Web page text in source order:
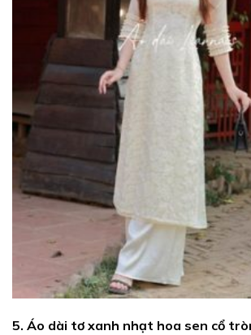
5. Áo dài tơ xanh nhạt hoa sen cổ